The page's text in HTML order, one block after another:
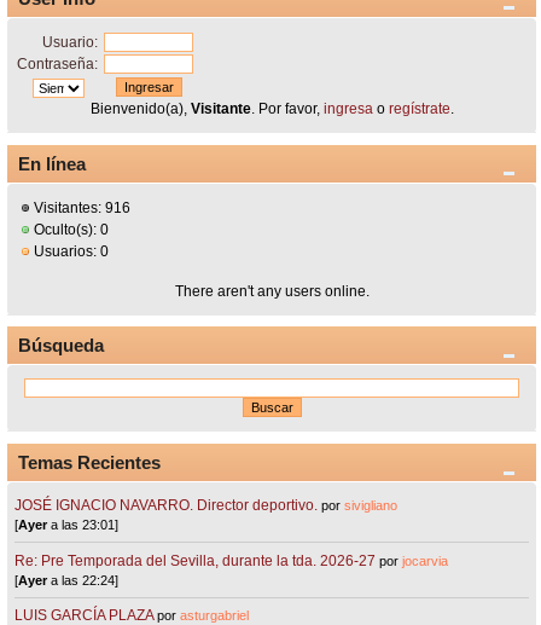
Usuario:
Contraseña:
Bienvenido(a), Visitante. Por favor, ingresao regístrate.
En línea
Visitantes: 916
Oculto(s): 0
Usuarios: 0
There aren't any users online.
Búsqueda
Temas Recientes
JOSÉ IGNACIO NAVARRO. Director deportivo. porsivigliano
[Ayera las 23:01]
Re: Pre Temporada del Sevilla, durante la tda. 2026-27 porjocarvia
[Ayera las 22:24]
LUIS GARCÍA PLAZA porasturgabriel